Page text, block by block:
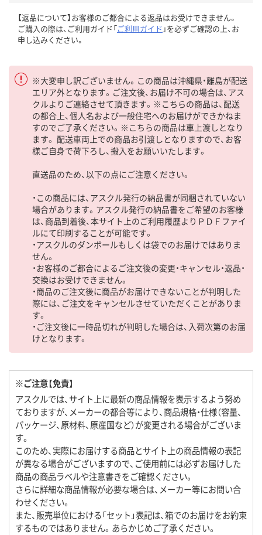
【返品について】お客様のご都合による返品はお受けできません。
ご購入の際は、ご利用ガイド「ご利用ガイド 」を必ずご確認の上、お
申し込みください。
※大変申し訳ございません。この商品は沖縄県・離島が配送
エリア外となります。ご注文後、お届け不可の場合は、アス
クルよりご連絡させて頂きます。※こちらの商品は、配送
の都合上、個人名および一般住宅へのお届けができかねま
すのでご了承ください。※こちらの商品は車上渡しとなり
ます。 配送車両上での商品お引渡しとなりますので、お客
様ご自身で荷下ろし、搬入をお願いいたします。
直送品のため、以下の点にご注意ください。
・この商品には、アスクル発行の納品書が同梱されていない
場合があります。アスクル発行の納品書をご希望のお客様
は、商品到着後、本サイト上のご利用履歴よりＰＤＦファイ
ルにて印刷することが可能です。
・アスクルのダンボールもしくは袋でのお届けではありま
せん。
・お客様のご都合によるご注文後の変更・キャンセル・返品・
交換はお受けできません。
・商品のご注文後に商品がお届けできないことが判明した
際には、ご注文をキャンセルさせていただくことがありま
す。
・ご注文後に一時品切れが判明した場合は、入荷次第のお届
けとなります。
※ご注意【免責】
アスクルでは、サイト上に最新の商品情報を表示するよう努め
ておりますが、メーカーの都合等により、商品規格・仕様（容量、
パッケージ、原材料、原産国など）が変更される場合がございま
す。
このため、実際にお届けする商品とサイト上の商品情報の表記
が異なる場合がございますので、ご使用前には必ずお届けした
商品の商品ラベルや注意書きをご確認ください。
さらに詳細な商品情報が必要な場合は、メーカー等にお問い合
わせください。
また、販売単位における「セット」表記は、箱でのお届けをお約束
するものではありません。あらかじめご了承ください。